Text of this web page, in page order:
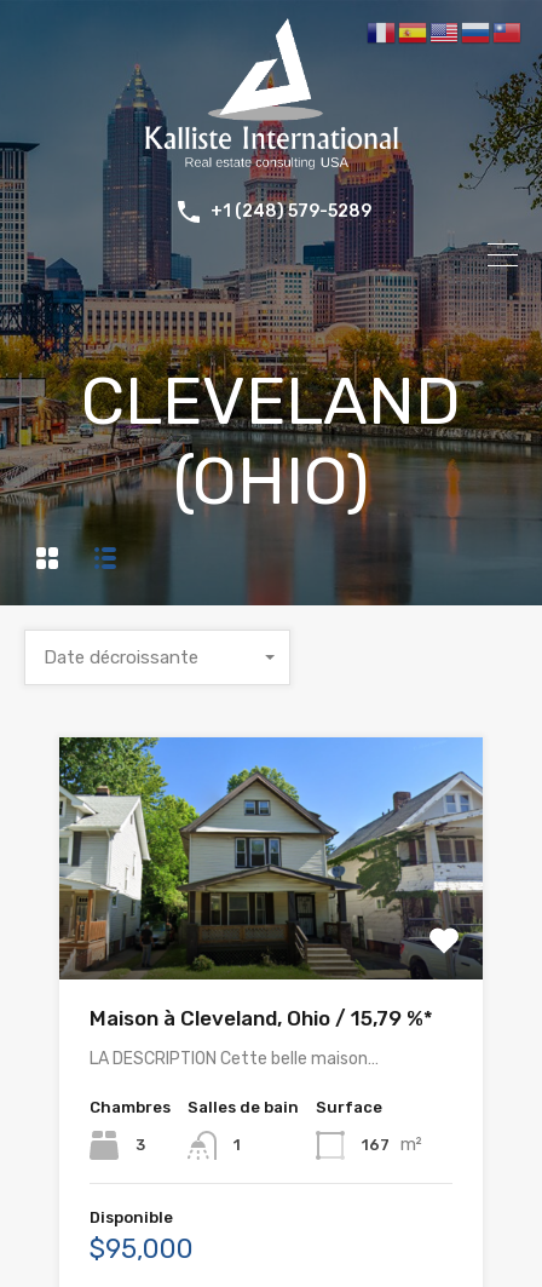
+1 (248) 579-5289
CLEVELAND
(OHIO)
Date décroissante
Maison à Cleveland, Ohio / 15,79 %*
LA DESCRIPTION Cette belle maison…
Chambres
3
Salles de bain
1
Surface
167 m²
Disponible
$95,000